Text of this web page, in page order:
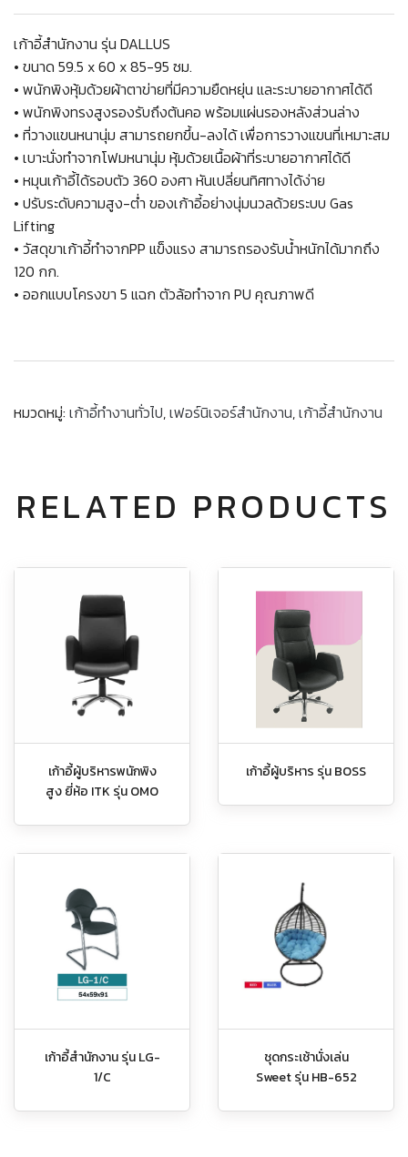
เก้าอี้สำนักงาน รุ่น DALLUS
• ขนาด 59.5 x 60 x 85-95 ซม.
• พนักพิงหุ้มด้วยผ้าตาข่ายที่มีความยืดหยุ่น และระบายอากาศได้ดี
• พนักพิงทรงสูงรองรับถึงต้นคอ พร้อมแผ่นรองหลังส่วนล่าง
• ที่วางแขนหนานุ่ม สามารถยกขึ้น-ลงได้ เพื่อการวางแขนที่เหมาะสม
• เบาะนั่งทำจากโฟมหนานุ่ม หุ้มด้วยเนื้อผ้าที่ระบายอากาศได้ดี
• หมุนเก้าอี้ได้รอบตัว 360 องศา หันเปลี่ยนทิศทางได้ง่าย
• ปรับระดับความสูง-ต่ำ ของเก้าอี้อย่างนุ่มนวลด้วยระบบ Gas
Lifting
• วัสดุขาเก้าอี้ทำจากPP แข็งแรง สามารถรองรับน้ำหนักได้มากถึง
120 กก.
• ออกแบบโครงขา 5 แฉก ตัวล้อทำจาก PU คุณภาพดี
หมวดหมู่: เก้าอี้ทำงานทั่วไป,เฟอร์นิเจอร์สำนักงาน,เก้าอี้สำนักงาน
RELATED PRODUCTS
เก้าอี้ผู้บริหารพนักพิง
สูง ยี่ห้อ ITK รุ่น OMO
เก้าอี้ผู้บริหาร รุ่น BOSS
เก้าอี้สำนักงาน รุ่น LG-
1/C
ชุดกระเช้านั่งเล่น
Sweet รุ่น HB-652